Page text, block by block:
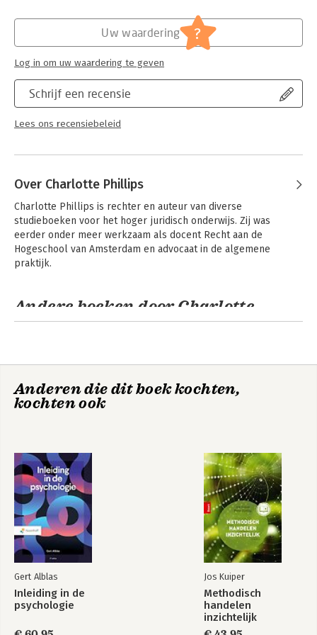
voorbereid en kun jij tijdens de lessen de verdieping
Vermogensrecht - Algemeen (algemeen,
wetgeving, handboeken)
Serie:
Schrijf een recensie
Lees ons recensiebeleid
Uw waardering ?
Log in om uw waardering te geven
Over Charlotte Phillips
Charlotte Phillips is rechter en auteur van diverse
studieboeken voor het hoger juridisch onderwijs. Zij was
eerder onder meer werkzaam als docent Recht aan de
Hogeschool van Amsterdam en advocaat in de algemene
praktijk.
Andere boeken door Charlotte
Phillips
Hoofdlijnen
Nederlands recht
Praktisch
Anderen die dit boek kochten,
kochten ook
Gert Alblas
Inleiding in de
psychologie
Jos Kuiper
Methodisch
handelen
inzichtelijk